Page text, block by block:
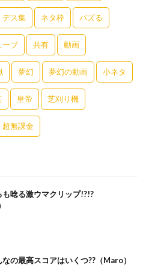
デス集 ネタ枠 バズる
ーブ 共有 動画
夢幻 夢幻の動画 小ネタ
皇帝 芝刈り機
超無課金
も唸る激ウマクリップ!?!?
なの最高スコアはいくつ??（Maro）